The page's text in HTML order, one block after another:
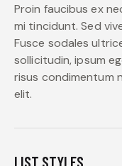
Proin faucibus ex
mi tincidunt. Sed
Fusce sodales
sollicitudin, ipsum
risus condimentum
elit.
LIST STYLES